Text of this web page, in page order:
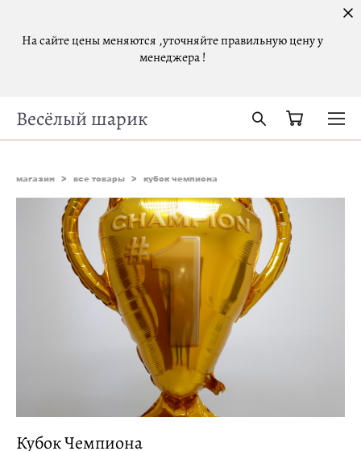
На сайте цены меняются ,уточняйте правильную цену у
менеджера !
Весёлый шарик
магазин > все товары > кубок чемпиона
Кубок Чемпиона